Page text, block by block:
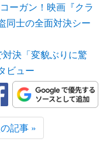
ーガン！映画『クラ
同士の全面対決シー
決「変貌ぶりに驚
ビュー
記事 »